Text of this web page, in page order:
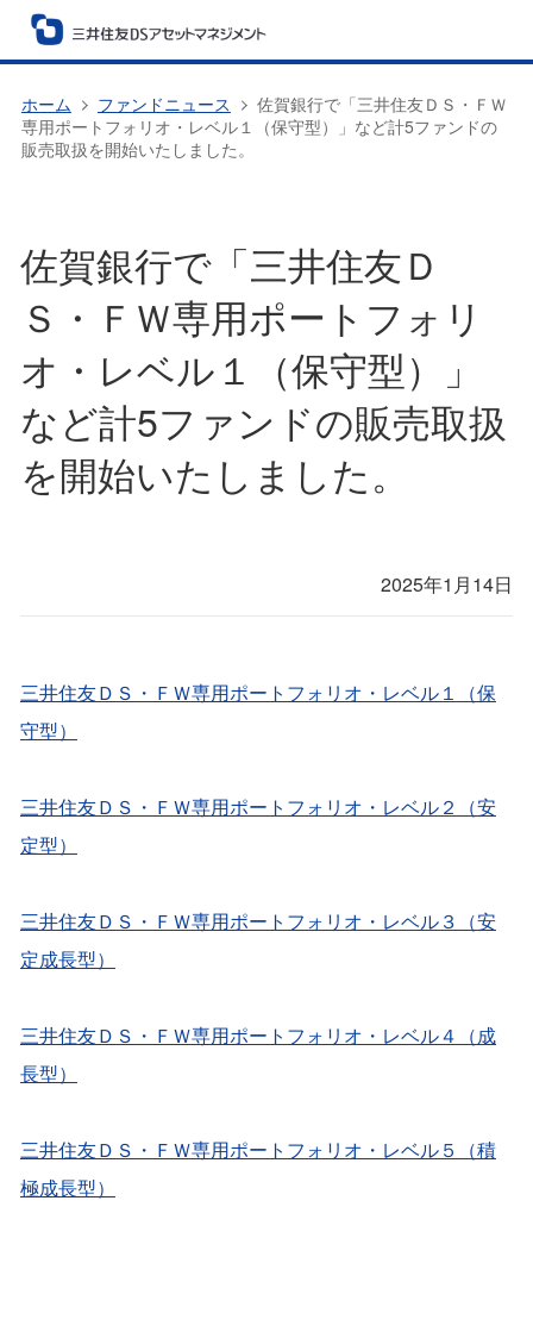
ホーム ファンドニュース
佐賀銀行で「三井住友ＤＳ・ＦＷ
専用ポートフォリオ・レベル１（保守型）」など計5ファンドの
販売取扱を開始いたしました。
佐賀銀行で「三井住友Ｄ
Ｓ・ＦＷ専用ポートフォリ
オ・レベル１（保守型）」
など計5ファンドの販売取扱
を開始いたしました。
2025年1月14日
三井住友ＤＳ・ＦＷ専用ポートフォリオ・レベル１（保
守型）
三井住友ＤＳ・ＦＷ専用ポートフォリオ・レベル２（安
定型）
三井住友ＤＳ・ＦＷ専用ポートフォリオ・レベル３（安
定成長型）
三井住友ＤＳ・ＦＷ専用ポートフォリオ・レベル４（成
長型）
三井住友ＤＳ・ＦＷ専用ポートフォリオ・レベル５（積
極成長型）